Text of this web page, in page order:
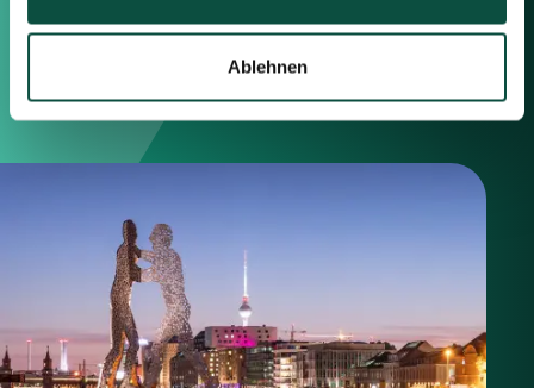
Ablehnen
Saxenhammer Corporate Finance GmbH
+49 30 755 40 87-0